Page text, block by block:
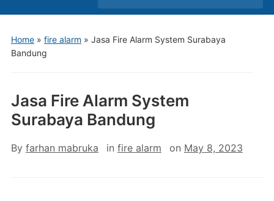
Home» fire alarm » Jasa Fire Alarm System Surabaya
Bandung
Jasa Fire Alarm System
Surabaya Bandung
By farhan mabruka in fire alarm on May 8, 2023